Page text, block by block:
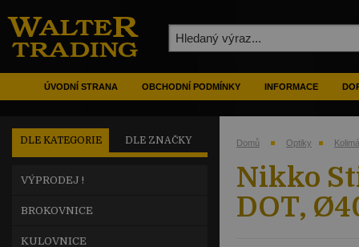
ÚVODNÍ STRANA OBCHODNÍ PODMÍNKY INFORMACE
Domů Optiky
Nikko
DOT,
DLE KATEGORIE DLE ZNAČKY
VÝPRODEJ !
BROKOVNICE
KULOVNICE